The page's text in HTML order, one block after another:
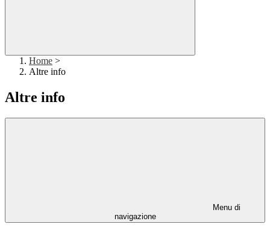
Home >
Altre info
Altre info
Menu di
navigazione